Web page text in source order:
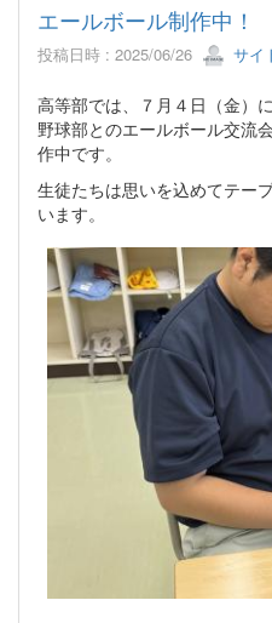
エールボール制作中！
投稿日時 : 2025/06/26 サイ
高等部では、７月４日（金）
野球部とのエールボール交流
作中です。
生徒たちは思いを込めてテー
います。